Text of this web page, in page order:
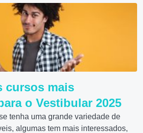
cursos mais
o Vestibular 2025
tenha uma grande variedade de
algumas tem mais interessados,